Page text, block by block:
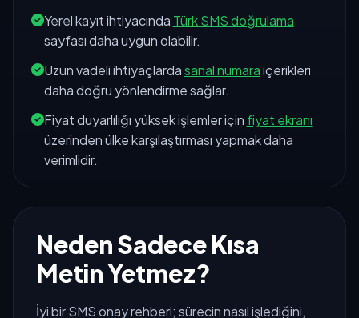
Yerel kayıt ihtiyacında Türk SMS doğrulama
sayfası daha uygun olabilir.
Uzun vadeli ihtiyaçlardasanal numaraiçerikleri
daha doğru yönlendirme sağlar.
Fiyat duyarlılığı yüksek işlemler için fiyat ekranı
üzerinden ülke karşılaştırması yapmak daha
verimlidir.
Neden Sadece Kısa
Metin Yetmez?
İyi bir SMS onay rehberi; sürecin nasıl işlediğini,